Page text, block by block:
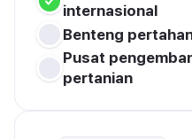
internasional
Benteng
Pusat
pertanian